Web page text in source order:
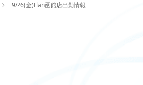
9/26(金)Flan函館店出勤情報